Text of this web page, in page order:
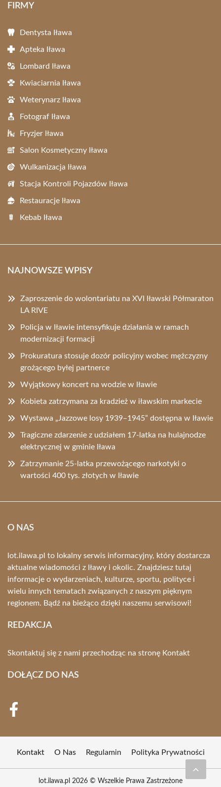
FIRMY
Dentysta Iława
Apteka Iława
Lombard Iława
Kwiaciarnia Iława
Weterynarz Iława
Fotograf Iława
Fryzjer Iława
Salon Kosmetyczny Iława
Wulkanizacja Iława
Stacja Kontroli Pojazdów Iława
Restauracje Iława
Kebab Iława
NAJNOWSZE WPISY
Zaproszenie do wolontariatu na XVI Iławski Półmaraton
LA RIVE
Policja w Iławie intensyfikuje działania w ramach
modernizacji formacji
Prokuratura stosuje dozór policyjny wobec mężczyzny
grożącego byłej partnerce
Wyjątkowy koncert na wodzie w Iławie
Kobieta zatrzymana za kradzież w iławskim markecie
Wystawa „Jazzowe losy 1939–1945” dostępna w Iławie
Tragiczne zdarzenie z udziałem 17-latka na hulajnodze
elektrycznej w gminie Iława
Zatrzymanie 25-latka przewożącego narkotyki o
wartości 400 tys. złotych w Iławie
O NAS
lot.ilawa.pl to lokalny serwis informacyjny, który dostarcza
aktualne wiadomości z Iławy i okolic. Znajdziesz tutaj
informacje o wydarzeniach, kulturze, sportu, polityce i
wielu innych tematach związanych z naszym pięknym
regionem. Bądź na bieżąco dzięki naszemu serwisowi!
REDAKCJA
Skontaktuj się z nami przechodząc na stronę Kontakt
DOŁĄCZ DO NAS
Kontakt O Nas Regulamin Polityka Prywatności
lot.ilawa.pl 2026 © Wszelkie Prawa Zastrzeżone